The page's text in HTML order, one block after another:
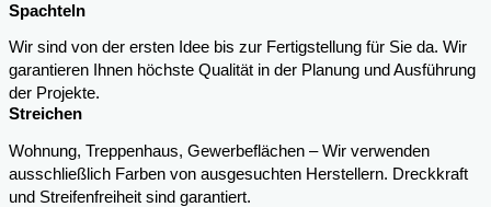
Spachteln
Wir sind von der ersten Idee bis zur Fertigstellung für Sie da. Wir
garantieren Ihnen höchste Qualität in der Planung und Ausführung
der Projekte.
Streichen
Wohnung, Treppenhaus, Gewerbeflächen – Wir verwenden
ausschließlich Farben von ausgesuchten Herstellern. Dreckkraft
und Streifenfreiheit sind garantiert.